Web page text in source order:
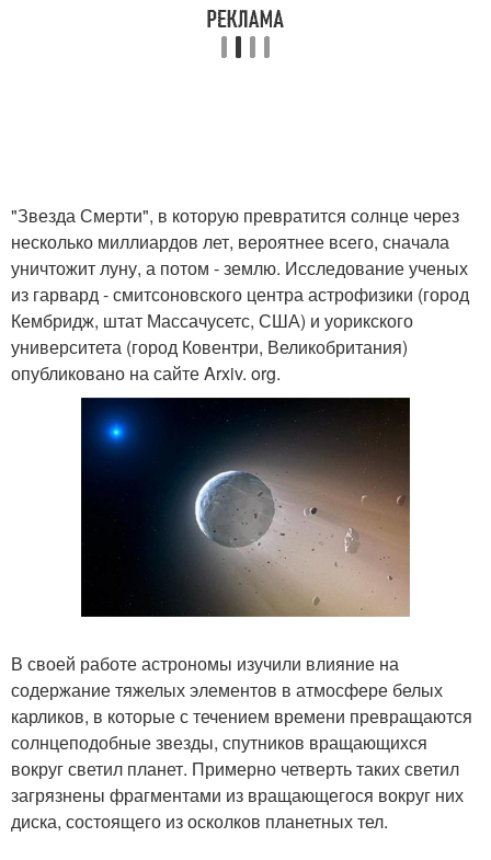
"Звезда Смерти", в которую превратится солнце через
несколько миллиардов лет, вероятнее всего, сначала
уничтожит луну, а потом - землю. Исследование ученых
из гарвард - смитсоновского центра астрофизики (город
Кембридж, штат Массачусетс, США) и уорикского
университета (город Ковентри, Великобритания)
опубликовано на сайте Arxiv. org.
В своей работе астрономы изучили влияние на
содержание тяжелых элементов в атмосфере белых
карликов, в которые с течением времени превращаются
солнцеподобные звезды, спутников вращающихся
вокруг светил планет. Примерно четверть таких светил
загрязнены фрагментами из вращающегося вокруг них
диска, состоящего из осколков планетных тел.